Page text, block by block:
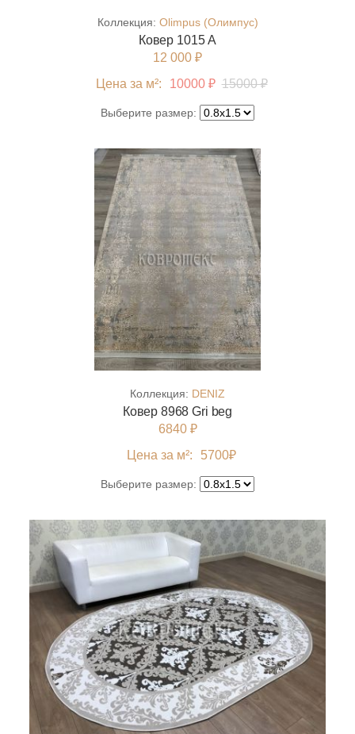
Коллекция: Olimpus (Олимпус)
Ковер 1015 A
12 000 ₽
Цена за м²:
10000 ₽ 15000 ₽
Выберите размер:
Коллекция: DENIZ
Ковер 8968 Gri beg
6840 ₽
Цена за м²:
5700₽
Выберите размер: